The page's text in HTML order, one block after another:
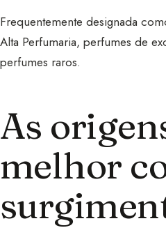
Frequentemente designada
Alta Perfumaria, perfumes de
perfumes raros.
As
melhor